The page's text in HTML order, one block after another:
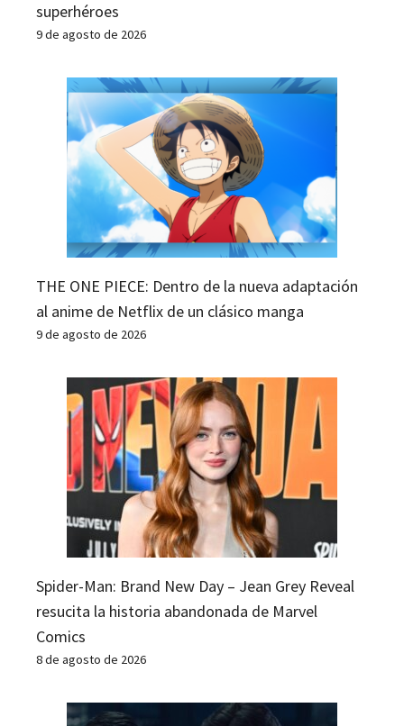
superhéroes
9 de agosto de 2026
THE ONE PIECE: Dentro de la nueva adaptación
al anime de Netflix de un clásico manga
9 de agosto de 2026
Spider-Man: Brand New Day – Jean Grey Reveal
resucita la historia abandonada de Marvel
Comics
8 de agosto de 2026